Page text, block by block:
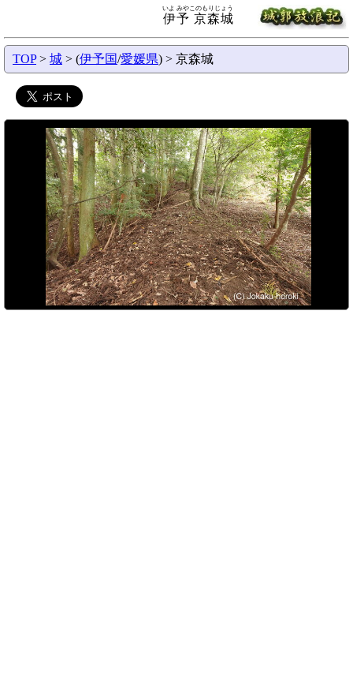
伊予 京森城
いよ みやこのもりじょう
TOP> 城 > (伊予国/愛媛県) > 京森城